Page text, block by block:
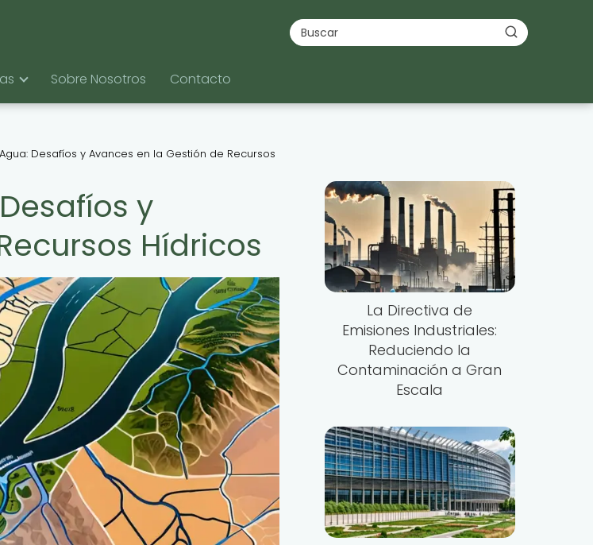
Sobre Nosotros Contacto
Desafíos y Avances en la Gestión de Recursos
y
Hídricos
La Directiva de
Emisiones Industriales:
Reduciendo la
Contaminación a Gran
Escala